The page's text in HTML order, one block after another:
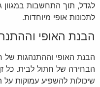
לגדל, תוך התחשבות במגוון
לתכונות אופי מיוחדות.
הבנת האופי
הבנת האופי וההתנהגות של
הבחירה של חתול לבית. כל זן
שיכולות להשפיע עמוקות